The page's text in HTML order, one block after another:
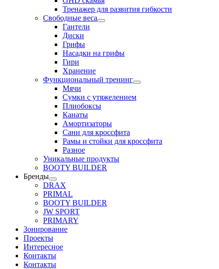
Тренажер для развития гибкости
Свободные веса
Гантели
Диски
Грифы
Насадки на грифы
Гири
Хранение
Функциональный тренинг
Мячи
Сумки с утяжелением
Плиобоксы
Канаты
Амортизаторы
Сани для кроссфита
Рамы и стойки для кроссфита
Разное
Уникальные продукты
BOOTY BUILDER
Бренды
DRAX
PRIMAL
BOOTY BUILDER
JW SPORT
PRIMARY
Зонирование
Проекты
Интересное
Контакты
Контакты